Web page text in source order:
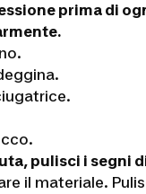
prima di
.
.
.
pulisci i segni
il materiale.